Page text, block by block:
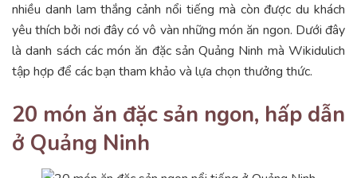
nhiều danh lam thắng cảnh nổi tiếng mà còn được du khách
yêu thích bởi nơi đây có vô vàn những món ăn ngon. Dưới đây
là danh sách các món ăn đặc sản Quảng Ninh mà Wikidulich
tập hợp để các bạn tham khảo và lựa chọn thưởng thức.
20 món ăn đặc sản ngon, hấp dẫn
ở Quảng Ninh